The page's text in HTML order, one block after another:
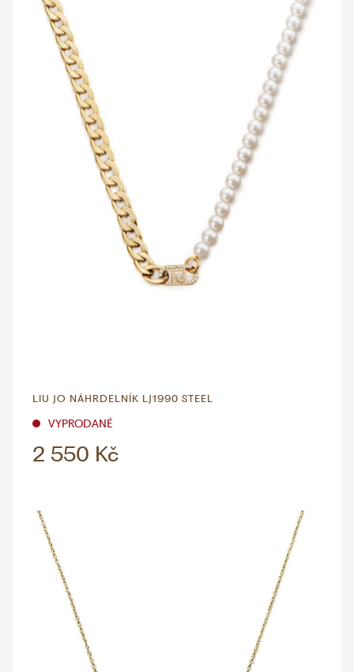
LIU JO NÁHRDELNÍK LJ1990 STEEL
VYPRODANÉ
2 550 Kč